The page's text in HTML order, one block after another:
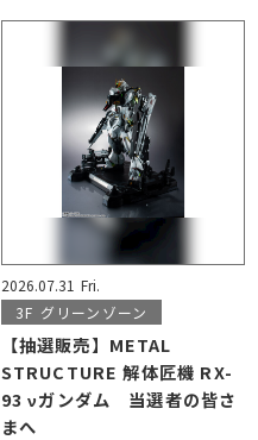
2026.07.31 Fri.
3F グリーンゾーン
【抽選販売】METAL
STRUCTURE 解体匠機 RX-
93 νガンダム 当選者の皆さ
まへ